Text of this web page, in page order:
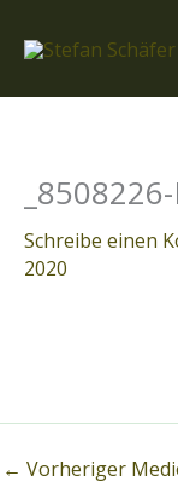
Inhalt
Schreibe einen
2020
← Vorheriger